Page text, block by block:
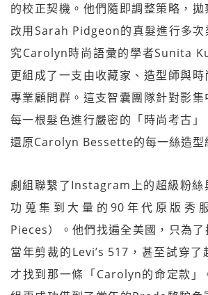
的校正契機。他們隨即調整策略，拋
改用Sarah Pidgeon的真髮進行多次
究Carolyn時尚語彙的學者Sunita
更組成了一支由收藏家、造型師與
專業顧問群。這支智囊團隊針對影集
每一根髮色進行嚴密的「時尚考古
還原Carolyn Bessette的每一絲造型
劇組聯繫了Instagram上的超級粉絲
功蒐集到大量的90年代原版秀
Pieces）。他們找遍全美國，只為
當年剪裁的Levi’s 517，甚至試穿
才找到那一條「Carolyn的命定款」